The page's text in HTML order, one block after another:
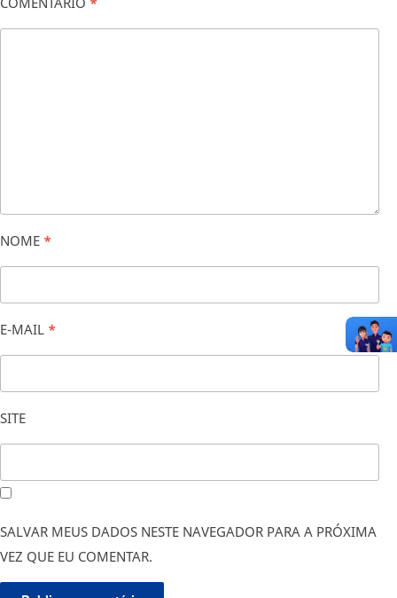
NOME *
E-MAIL *
SITE
SALVAR MEUS DADOS NESTE NAVEGADOR PARA A PRÓXIMA
VEZ QUE EU COMENTAR.